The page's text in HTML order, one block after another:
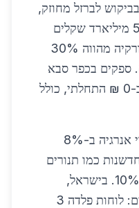
2026 צופה עלייה של 15% בביקוש לברזל מחוזק,
עם השקעות ממשלתיות של 5 מיליארד שקלים
בתשתיות. יבוא מפורטוגל וטורקיה מהווה 30%
ספקים בכפר סבא
מיידית ב-0 ₪ התחלתי, כולל
גורמים גלובליים: עליית מחירי אנרגיה ב-8%
כמו תנורים
חשמליים מפחיתה עלויות ב-10%. בישראל,
אינפלציה נמוכה יוצבת מחירים: לוחות פלדה 3